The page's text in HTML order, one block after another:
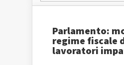
Parlamento:
regime fiscale
lavoratori